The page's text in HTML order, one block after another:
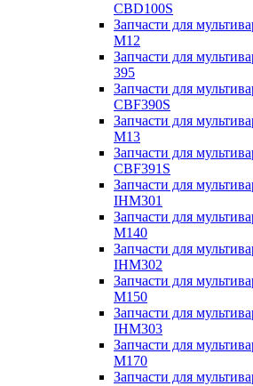
CBD100S
Запчасти для
M12
Запчасти для
395
Запчасти для
CBF390S
Запчасти для
M13
Запчасти для
CBF391S
Запчасти для
IHM301
Запчасти для
M140
Запчасти для
IHM302
Запчасти для
M150
Запчасти для
IHM303
Запчасти для
M170
Запчасти для